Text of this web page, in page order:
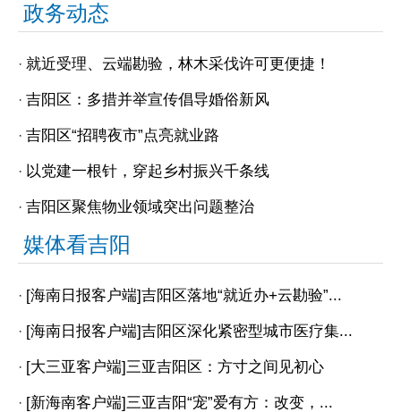
政务动态
· 就近受理、云端勘验，林木采伐许可更便捷！
· 吉阳区：多措并举宣传倡导婚俗新风
· 吉阳区“招聘夜市”点亮就业路
· 以党建一根针，穿起乡村振兴千条线
· 吉阳区聚焦物业领域突出问题整治
媒体看吉阳
· [海南日报客户端]吉阳区落地“就近办+云勘验”...
· [海南日报客户端]吉阳区深化紧密型城市医疗集...
· [大三亚客户端]三亚吉阳区：方寸之间见初心
· [新海南客户端]三亚吉阳“宠”爱有方：改变，...